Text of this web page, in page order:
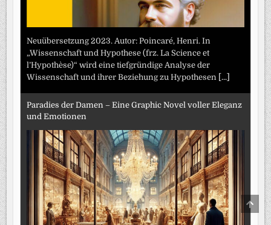
Neuübersetzung 2023. Autor: Poincaré, Henri. In
„Wissenschaft und Hypothese (frz. La Science et
l’Hypothèse)“ wird eine tiefgründige Analyse der
Wissenschaft und ihrer Beziehung zu Hypothesen [...]
Paradies der Damen – Eine Graphic Novel voller Eleganz
und Emotionen
TO
TOP